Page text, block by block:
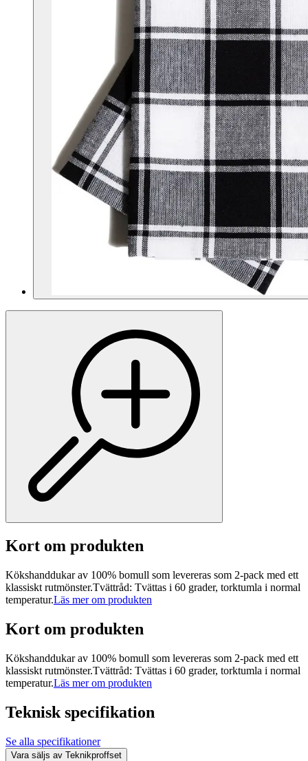
Kort om produkten
Kökshanddukar av 100% bomull som levereras som 2-pack med ett
klassiskt rutmönster.Tvättråd: Tvättas i 60 grader, torktumla i normal
temperatur.Läs mer om produkten
Kort om produkten
Kökshanddukar av 100% bomull som levereras som 2-pack med ett
klassiskt rutmönster.Tvättråd: Tvättas i 60 grader, torktumla i normal
temperatur.Läs mer om produkten
Teknisk specifikation
Se alla specifikationer
Vara säljs av Teknikproffset